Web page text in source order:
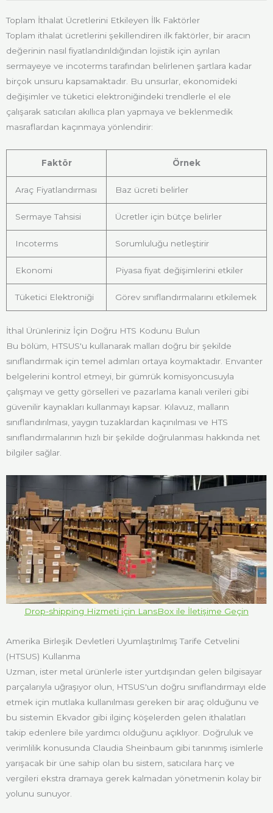
Toplam İthalat Ücretlerini Etkileyen İlk Faktörler
Toplam ithalat ücretlerini şekillendiren ilk faktörler, bir aracın
değerinin nasıl fiyatlandırıldığından lojistik için ayrılan
sermayeye ve incoterms tarafından belirlenen şartlara kadar
birçok unsuru kapsamaktadır. Bu unsurlar, ekonomideki
değişimler ve tüketici elektroniğindeki trendlerle el ele
çalışarak satıcıları akıllıca plan yapmaya ve beklenmedik
masraflardan kaçınmaya yönlendirir:
Faktör Örnek
Araç Fiyatlandırması Baz ücreti belirler
Sermaye Tahsisi Ücretler için bütçe belirler
Incoterms Sorumluluğu netleştirir
Ekonomi Piyasa fiyat değişimlerini etkiler
Tüketici Elektroniği Görev sınıflandırmalarını etkilemek
İthal Ürünleriniz İçin Doğru HTS Kodunu Bulun
Bu bölüm, HTSUS'u kullanarak malları doğru bir şekilde
sınıflandırmak için temel adımları ortaya koymaktadır. Envanter
belgelerini kontrol etmeyi, bir gümrük komisyoncusuyla
çalışmayı ve getty görselleri ve pazarlama kanalı verileri gibi
güvenilir kaynakları kullanmayı kapsar. Kılavuz, malların
sınıflandırılması, yaygın tuzaklardan kaçınılması ve HTS
sınıflandırmalarının hızlı bir şekilde doğrulanması hakkında net
bilgiler sağlar.
Drop-shipping Hizmeti için LansBox ile İletişime Geçin
Amerika Birleşik Devletleri Uyumlaştırılmış Tarife Cetvelini
(HTSUS) Kullanma
Uzman, ister metal ürünlerle ister yurtdışından gelen bilgisayar
parçalarıyla uğraşıyor olun, HTSUS'un doğru sınıflandırmayı elde
etmek için mutlaka kullanılması gereken bir araç olduğunu ve
bu sistemin Ekvador gibi ilginç köşelerden gelen ithalatları
takip edenlere bile yardımcı olduğunu açıklıyor. Doğruluk ve
verimlilik konusunda Claudia Sheinbaum gibi tanınmış isimlerle
yarışacak bir üne sahip olan bu sistem, satıcılara harç ve
vergileri ekstra dramaya gerek kalmadan yönetmenin kolay bir
yolunu sunuyor.